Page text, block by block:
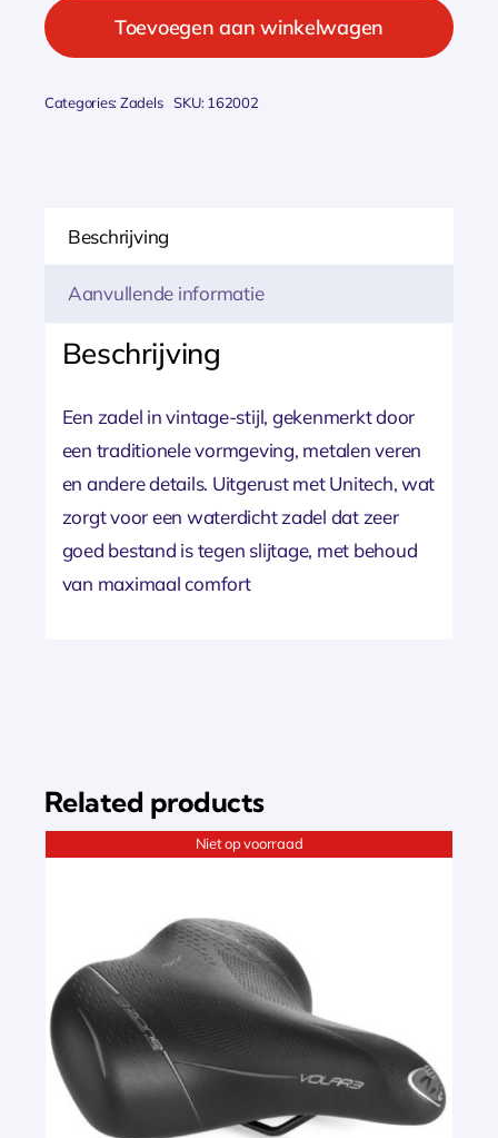
zadel
unitech
Toevoegen aan winkelwagen
Categories:Zadels SKU:162002
Beschrijving
Aanvullende informatie
Beschrijving
Een zadel in vintage-stijl, gekenmerkt door
een traditionele vormgeving, metalen veren
en andere details. Uitgerust met Unitech, wat
zorgt voor een waterdicht zadel dat zeer
goed bestand is tegen slijtage, met behoud
van maximaal comfort
Related products
Niet op voorraad